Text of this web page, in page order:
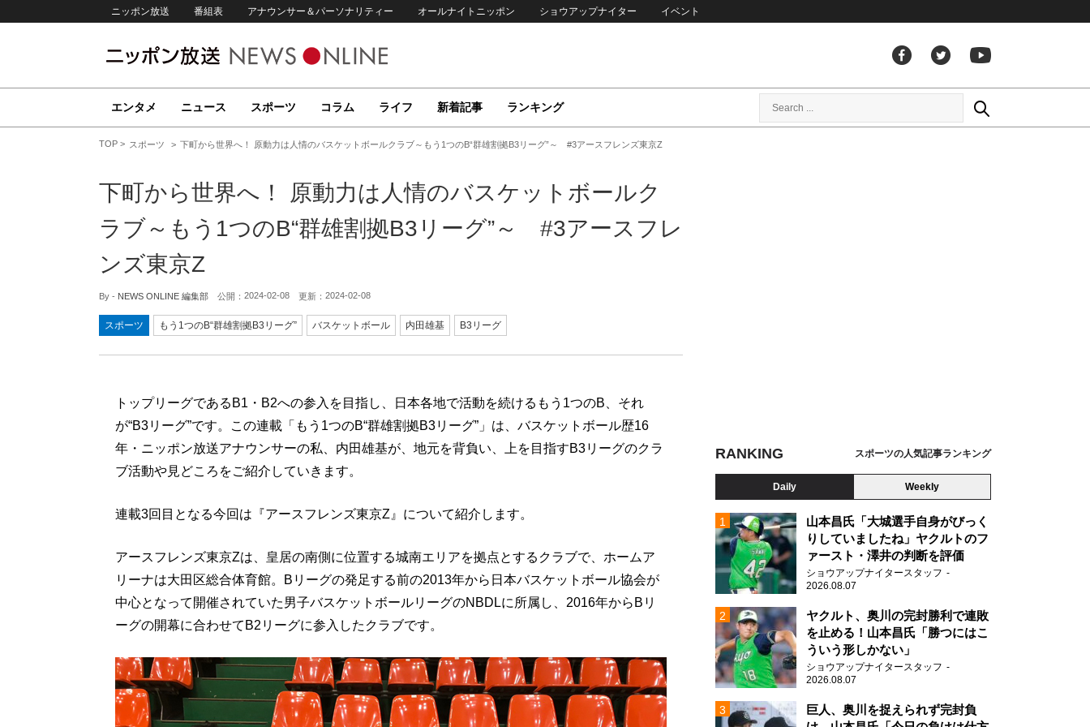
ニッポン放送 番組表 アナウンサー＆パーソナリティー オールナイトニッポン ショウアップナイター イベント
エンタメ ニュース スポーツ コラム ライフ 新着記事 ランキング
TOP スポーツ 下町から世界へ！ 原動力は人情のバスケットボールクラブ～もう1つのB“群雄割拠B3リーグ”～ #3アースフレンズ東京Z
下町から世界へ！ 原動力は人情のバスケットボールク
ラブ～もう1つのB“群雄割拠B3リーグ”～ #3アースフレ
ンズ東京Z
By - NEWS ONLINE 編集部 公開： 2024-02-08 更新： 2024-02-08
スポーツ もう1つのB“群雄割拠B3リーグ” バスケットボール 内田雄基 B3リーグ
トップリーグであるB1・B2への参入を目指し、日本各地で活動を続けるもう1つのB、それ
が“B3リーグ”です。この連載「もう1つのB“群雄割拠B3リーグ”」は、バスケットボール歴16
年・ニッポン放送アナウンサーの私、内田雄基が、地元を背負い、上を目指すB3リーグのクラ
ブ活動や見どころをご紹介していきます。
連載3回目となる今回は『アースフレンズ東京Z』について紹介します。
アースフレンズ東京Zは、皇居の南側に位置する城南エリアを拠点とするクラブで、ホームア
リーナは大田区総合体育館。Bリーグの発足する前の2013年から日本バスケットボール協会が
中心となって開催されていた男子バスケットボールリーグのNBDLに所属し、2016年からBリ
ーグの開幕に合わせてB2リーグに参入したクラブです。
RANKING スポーツの人気記事ランキング
Daily Weekly
山本昌氏「大城選手自身がびっく
りしていましたね」ヤクルトのフ
ァースト・澤井の判断を評価
ショウアップナイタースタッフ
2026.08.07
ヤクルト、奥川の完封勝利で連敗
を止める！山本昌氏「勝つにはこ
ういう形しかない」
ショウアップナイタースタッフ
2026.08.07
巨人、奥川を捉えられず完封負